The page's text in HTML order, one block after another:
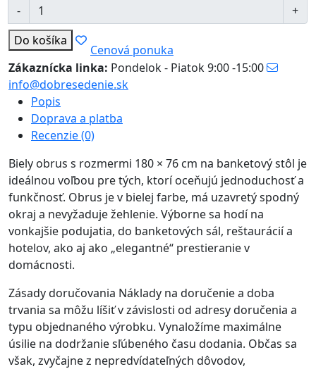
Do košíka
Cenová ponuka
Zákaznícka linka: Pondelok - Piatok 9:00 -15:00
info@dobresedenie.sk
Popis
Doprava a platba
Recenzie (0)
Biely obrus s rozmermi 180 × 76 cm na banketový stôl je
ideálnou voľbou pre tých, ktorí oceňujú jednoduchosť a
funkčnosť. Obrus je v bielej farbe, má uzavretý spodný
okraj a nevyžaduje žehlenie. Výborne sa hodí na
vonkajšie podujatia, do banketových sál, reštaurácií a
hotelov, ako aj ako „elegantné“ prestieranie v
domácnosti.
Zásady doručovania Náklady na doručenie a doba
trvania sa môžu líšiť v závislosti od adresy doručenia a
typu objednaného výrobku. Vynaložíme maximálne
úsilie na dodržanie sľúbeného času dodania. Občas sa
však, zvyčajne z nepredvídateľných dôvodov,